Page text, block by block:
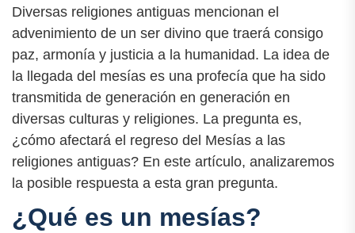
Diversas religiones antiguas mencionan el
advenimiento de un ser divino que traerá consigo
paz, armonía y justicia a la humanidad. La idea de
la llegada del mesías es una profecía que ha sido
transmitida de generación en generación en
diversas culturas y religiones. La pregunta es,
¿cómo afectará el regreso del Mesías a las
religiones antiguas? En este artículo, analizaremos
la posible respuesta a esta gran pregunta.
¿Qué es un mesías?